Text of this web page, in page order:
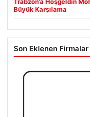
Büyük Karşılama
Son Eklenen Firmalar